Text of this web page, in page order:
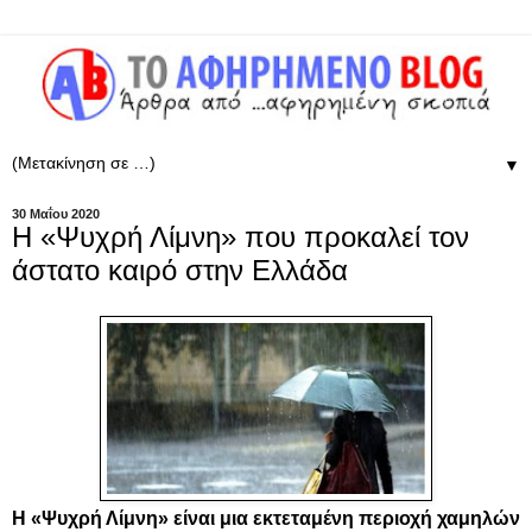
▼
30 Μαΐου 2020
H «Ψυχρή Λίμνη» που προκαλεί τον
άστατο καιρό στην Ελλάδα
Η «Ψυχρή Λίμνη» είναι μια εκτεταμένη περιοχή χαμηλών